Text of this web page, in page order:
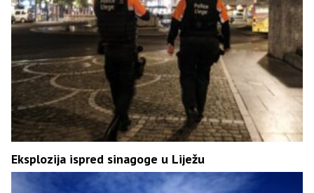
Eksplozija ispred sinagoge u Liježu